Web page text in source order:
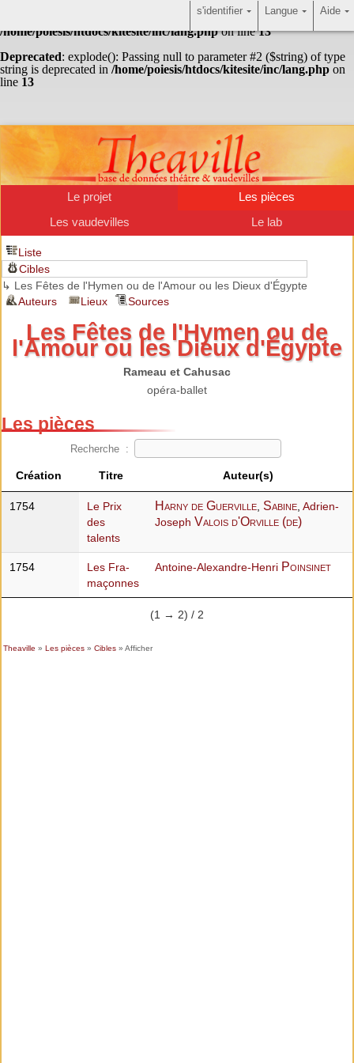
: Undefined array key "HTTP_ACCEPT_LANGUAGE" in
/home/poiesis/htdocs/kitesite/inc/lang.phpon line13
Deprecated: explode(): Passing null to parameter #2 ($string) of type
string is deprecated in /home/poiesis/htdocs/kitesite/inc/lang.php on
line 13
Le projet
Les pièces
Les vaudevilles
Le lab
Liste
Cibles
↳ Les Fêtes de l'Hymen ou de l'Amour ou les Dieux d'Égypte
Auteurs
Lieux Sources
Les Fêtes de l'Hymen ou de
l'Amour ou les Dieux d'Égypte
Rameau et Cahusac
opéra-ballet
Les pièces
Recherche :
Création Titre Auteur(s)
1754
Le Prix
des
talents
Harny de Guerville, Sabine, Adrien-
Joseph Valois d'Orville (de)
1754
Les Fra-
maçonnes
Antoine-Alexandre-Henri Poinsinet
(1 → 2) / 2
Theaville » Les pièces» Cibles» Afficher
Aide
Langue
s'identifier